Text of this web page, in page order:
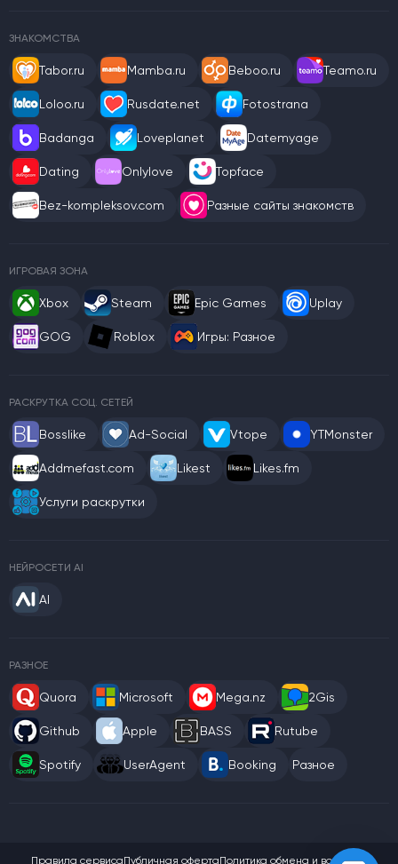
ЗНАКОМСТВА
Tabor.ru Mamba.ru Beboo.ru Teamo.ru
Loloo.ru Rusdate.net Fotostrana
Badanga Loveplanet Datemyage
Dating Onlylove Topface
Bez-kompleksov.com Разные сайты знакомств
ИГРОВАЯ ЗОНА
Xbox Steam Epic Games Uplay
GOG Roblox Игры: Разное
РАСКРУТКА СОЦ. СЕТЕЙ
Bosslike Ad-Social Vtope YTMonster
Addmefast.com Likest Likes.fm
Услуги раскрутки
НЕЙРОСЕТИ AI
AI
РАЗНОЕ
Quora Microsoft Mega.nz 2Gis
Github Apple BASS Rutube
Spotify UserAgent Booking Разное
Правила сервисаПубличная офертаПолитика обмена и возврата